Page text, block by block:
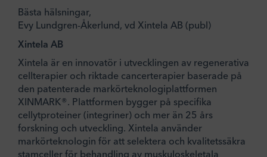
Bästa hälsningar,
Evy Lundgren-Åkerlund, vd Xintela AB (publ)
Xintela AB
Xintela är en innovatör i utvecklingen av regenerativa
cellterapier och riktade cancerterapier baserade på
den patenterade markörteknologiplattformen
XINMARK®. Plattformen bygger på specifika
cellytproteiner (integriner) och mer än 25 års
forskning och utveckling. Xintela använder
markörteknologin för att selektera och kvalitetssäkra
stamceller för behandling av muskuloskeletala